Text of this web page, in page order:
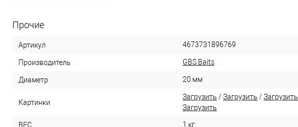
Прочие
Артикул 4673731896769
Производитель GBS Baits
Диаметр 20 мм
Картинки
Загрузить / Загрузить / Загрузить
Загрузить
ВЕС 1 кг